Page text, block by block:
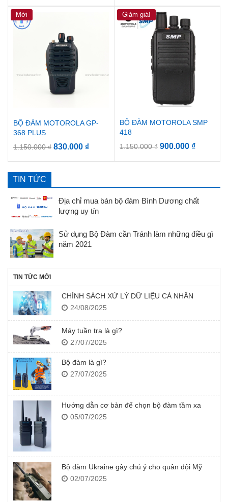
Mới
BỘ ĐÀM MOTOROLA GP-
368 PLUS
1.150.000₫ 830.000 ₫
Giảm giá!
BỘ ĐÀM MOTOROLA SMP
418
1.150.000₫ 900.000 ₫
TIN TỨC
Địa chỉ mua bán bộ đàm Bình Dương chất
lượng uy tín
Sử dụng Bộ Đàm cần Tránh làm những điều gì
năm 2021
TIN TỨC MỚI
CHÍNH SÁCH XỬ LÝ DỮ LIỆU CÁ NHÂN
24/08/2025
Máy tuần tra là gì?
27/07/2025
Bộ đàm là gì?
27/07/2025
Hướng dẫn cơ bản để chọn bộ đàm tầm xa
05/07/2025
Bộ đàm Ukraine gây chú ý cho quân đội Mỹ
02/07/2025